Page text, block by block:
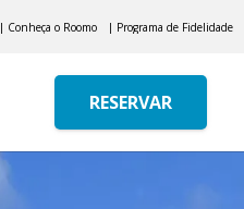
| Conheça o Roomo | Programa de Fidelidade
RESERVAR